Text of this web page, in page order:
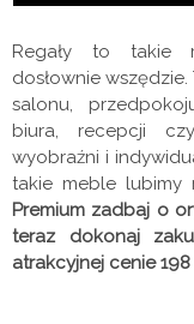
Regały to takie
dosłownie
salonu,
biura, recepcji
wyobraźni i
takie meble lubimy
Premium zadbaj o
teraz dokonaj
atrakcyjnej cenie 198